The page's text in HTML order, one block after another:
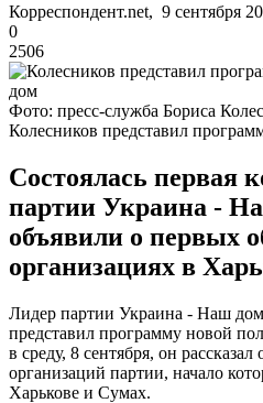
Корреспондент.net, 9 сентября
0
2506
Фото: пресс-служба Бориса
Колесников представил
Состоялась первая
партии Украина -
объявили о первых
организациях в
Лидер партии Украина - Наш
представил программу новой
в среду, 8 сентября, он
организаций партии, начало
Харькове и Сумах.